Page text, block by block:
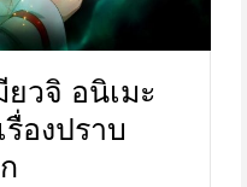
ยวจิ อนิเมะ
องปราบ